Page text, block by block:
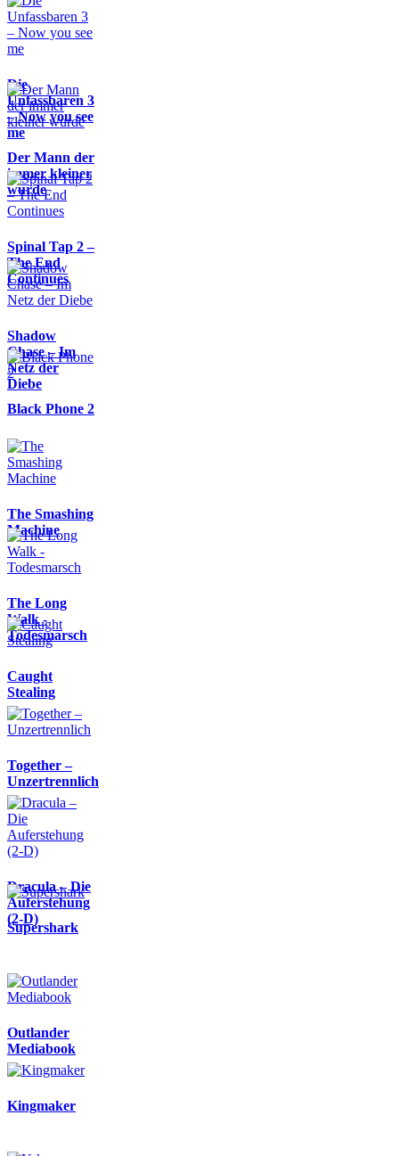
Die
Unfassbaren 3
– Now you see
me
Der Mann der
immer kleiner
wurde
Spinal Tap 2 –
The End
Continues
Shadow
Chase – Im
Netz der
Diebe
Black Phone 2
The Smashing
Machine
The Long
Walk -
Todesmarsch
Caught
Stealing
Together –
Unzertrennlich
Dracula – Die
Auferstehung
(2-D)
Supershark
Outlander
Mediabook
Kingmaker